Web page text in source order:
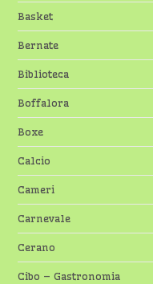
Basket
Bernate
Biblioteca
Boffalora
Boxe
Calcio
Cameri
Carnevale
Cerano
Cibo – Gastronomia